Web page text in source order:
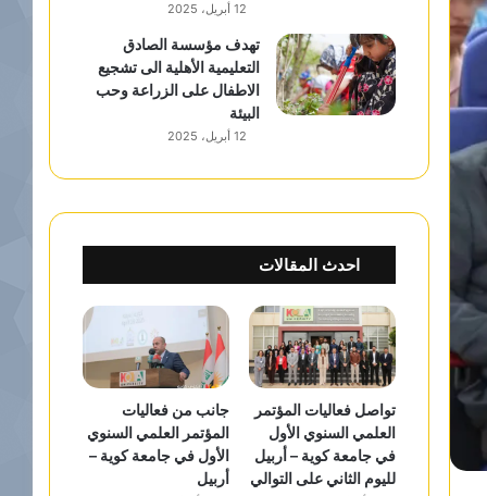
12 أبريل، 2025
تهدف مؤسسة الصادق
التعليمية الأهلية الى تشجيع
الاطفال على الزراعة وحب
البيئة
12 أبريل، 2025
احدث المقالات
تواصل فعاليات المؤتمر
العلمي السنوي الأول
في جامعة كوية – أربيل
لليوم الثاني على التوالي
جانب من فعاليات
المؤتمر العلمي السنوي
الأول في جامعة كوية –
أربيل